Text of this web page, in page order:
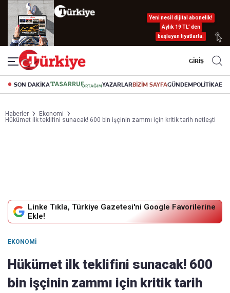
Yeni nesil dijital abonelik!
Aylık 19 TL’ den
başlayan fiyatlarla.
GİRİŞ
SON DAKİKA YAZARLARBİZİM SAYFAGÜNDEMPOLİTİKA
Haberler
Ekonomi
Hükümet ilk teklifini sunacak! 600 bin işçinin zammı için kritik tarih netleşti
Linke Tıkla, Türkiye Gazetesi'ni Google Favorilerine
Ekle!
EKONOMI
Hükümet ilk teklifini sunacak! 600
bin işçinin zammı için kritik tarih